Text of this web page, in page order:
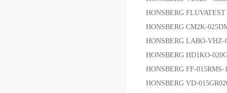
HONSBERG
HONSBERG CM2K-
HONSBERG LABO-VHZ-
HONSBERG HD1KO-
HONSBERG FF-
HONSBERG VD-